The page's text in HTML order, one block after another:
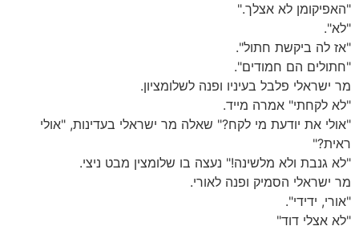
"האפיקומן לא אצלך."
"לא".
"אז לה ביקשת חתול".
"חתולים הם חמודים".
מר ישראלי פלבל בעיניו ופנה לשלומציון.
"לא לקחתי" אמרה מייד.
"אולי את יודעת מי לקח?" שאלה מר ישראלי בעדינות, "אולי
ראית?"
"לא גנבת ולא מלשינה!" נעצה בו שלומצין מבט ניצי.
מר ישראלי הסמיק ופנה לאורי.
"אורי, ידידי".
"לא אצלי דוד"